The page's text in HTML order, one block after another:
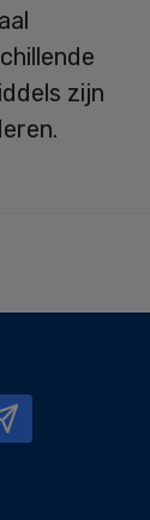
zijn